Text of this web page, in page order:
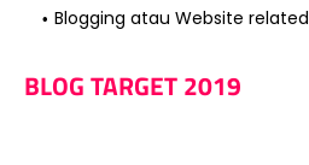
Blogging atau Website related
BLOG TARGET 2019